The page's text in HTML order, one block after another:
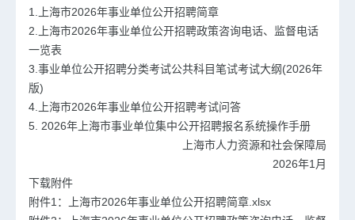
1.上海市2026年事业单位公开招聘简章
2.上海市2026年事业单位公开招聘政策咨询电话、监督电话
一览表
3.事业单位公开招聘分类考试公共科目笔试考试大纲(2026年
版)
4.上海市2026年事业单位公开招聘考试问答
5. 2026年上海市事业单位集中公开招聘报名系统操作手册
上海市人力资源和社会保障局
2026年1月
下载附件
附件1：上海市2026年事业单位公开招聘简章.xlsx